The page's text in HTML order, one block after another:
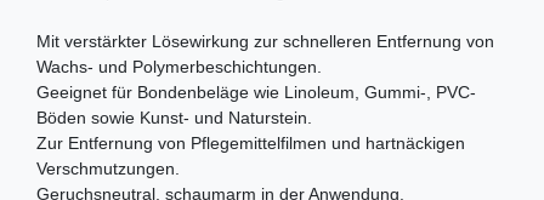
Mit verstärkter Lösewirkung zur schnelleren Entfernung von
Wachs- und Polymerbeschichtungen.
Geeignet für Bondenbeläge wie Linoleum, Gummi-, PVC-
Böden sowie Kunst- und Naturstein.
Zur Entfernung von Pflegemittelfilmen und hartnäckigen
Verschmutzungen.
Geruchsneutral, schaumarm in der Anwendung.